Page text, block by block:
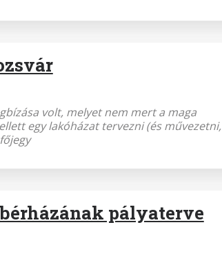
volt, melyet nem mert a maga
egy lakóházat tervezni (és művezetni,
pályaterve